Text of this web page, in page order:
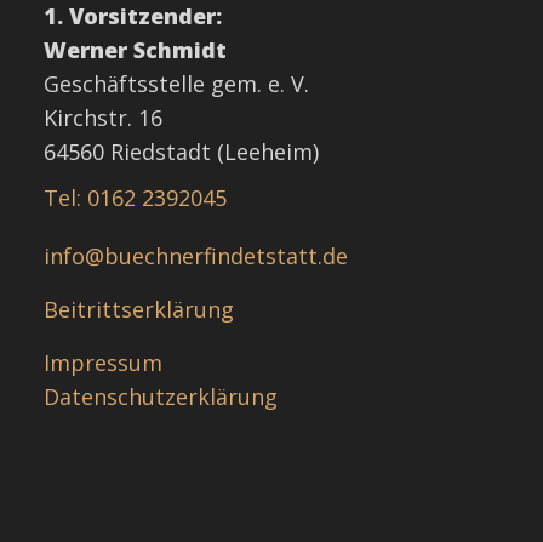
1. Vorsitzender:
Werner Schmidt
Geschäftsstelle gem. e. V.
Kirchstr. 16
64560 Riedstadt (Leeheim)
Tel: 0162 2392045
info@buechnerfindetstatt.de
Beitrittserklärung
Impressum
Datenschutzerklärung